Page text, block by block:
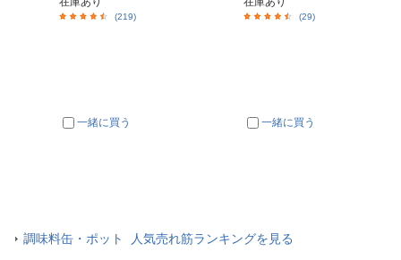
(219)
一緒に買う
(29)
一緒に買う
調味料缶・ポット 人気売れ筋ランキングを見る